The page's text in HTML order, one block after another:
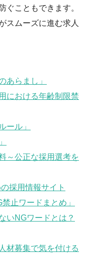
ぐこともできます。
スムーズに進む求人
あらまし」
における年齢制限禁
ール」
～公正な採用選考を
採用情報サイト
止ワードまとめ」
いNGワードとは？
材募集で気を付ける